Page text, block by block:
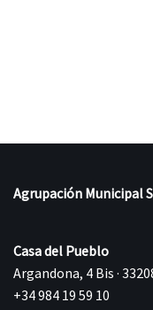
Agrupación Municipal
Casa del Pueblo
Argandona, 4 Bis ·
+34 984 19 59 10